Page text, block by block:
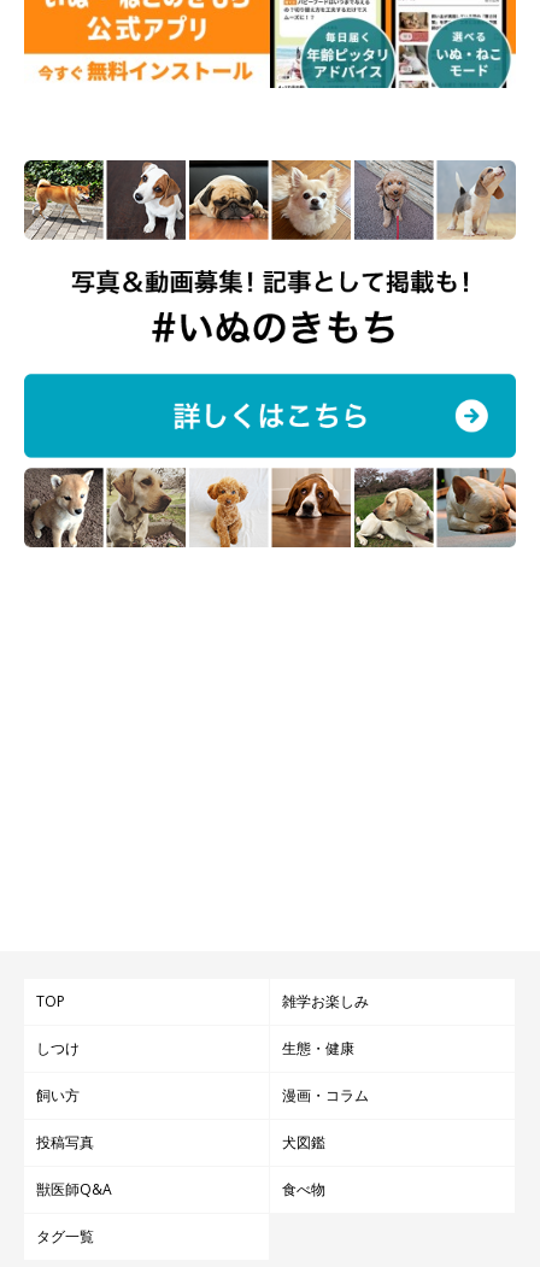
TOP 雑学お楽しみ
しつけ 生態・健康
飼い方 漫画・コラム
投稿写真 犬図鑑
獣医師Q&A 食べ物
タグ一覧